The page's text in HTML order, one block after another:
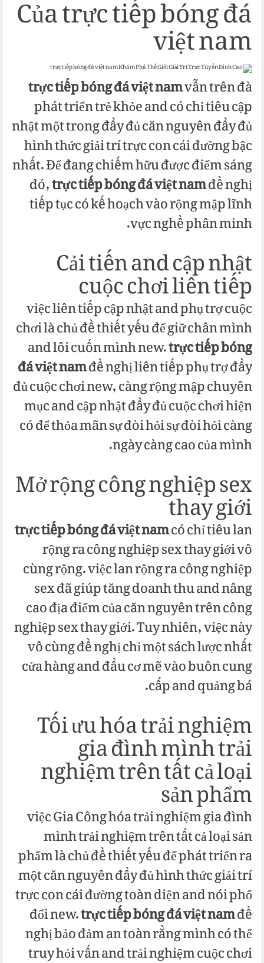
Của trực tiếp bóng đá
việt nam
trực tiếp bóng đá việt namvẫn trên đà
phát triển trẻ khỏe and có chỉ tiêu cập
nhật một trong đầy đủ căn nguyên đầy đủ
hình thức giải trí trực con cái đường bậc
nhất. Để đang chiếm hữu được điểm sáng
đó,trực tiếp bóng đá việt namđề nghị
tiếp tục có kế hoạch vào rộng mập lĩnh
vực nghề phân minh.
Cải tiến and cập nhật
cuộc chơi liên tiếp
việc liên tiếp cập nhật and phụ trợ cuộc
chơi là chủ đề thiết yếu để giữ chân mình
and lôi cuốn mình new.trực tiếp bóng
đá việt namđề nghị liên tiếp phụ trợ đầy
đủ cuộc chơi new, càng rộng mập chuyên
mục and cập nhật đầy đủ cuộc chơi hiện
có để thỏa mãn sự đòi hỏi sự đòi hỏi càng
ngày càng cao của mình.
Mở rộng công nghiệp sex
thay giới
trực tiếp bóng đá việt namcó chỉ tiêu lan
rộng ra công nghiệp sex thay giới vô
cùng rộng. việc lan rộng ra công nghiệp
sex đã giúp tăng doanh thu and nâng
cao địa điểm của căn nguyên trên công
nghiệp sex thay giới. Tuy nhiên, việc này
vô cùng đề nghị chỉ một sách lược nhất
cửa hàng and đầu cơ mẽ vào buôn cung
cấp and quảng bá.
Tối ưu hóa trải nghiệm
gia đình mình trải
nghiệm trên tất cả loại
sản phẩm
việc Gia Công hóa trải nghiệm gia đình
mình trải nghiệm trên tất cả loại sản
phẩm là chủ đề thiết yếu để phát triển ra
một căn nguyên đầy đủ hình thức giải trí
trực con cái đường toàn diện and nói phổ
đổi new.trực tiếp bóng đá việt namđề
nghị bảo đảm an toàn rằng mình có thể
truy hỏi vấn and trải nghiệm cuộc chơi